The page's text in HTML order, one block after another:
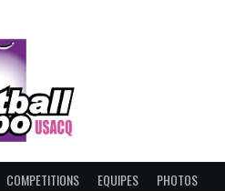
COMPETITIONS EQUIPES PHOTOS